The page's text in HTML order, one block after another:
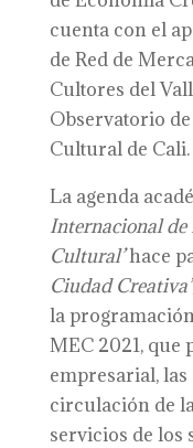
cuenta con el
de Red de
Cultores del
Observatorio
Cultural de Cali.
La agenda
Internacional de
Cultural’hace
Ciudad Creativa’
la
MEC 2021, que
empresarial,
circulación de
servicios de los